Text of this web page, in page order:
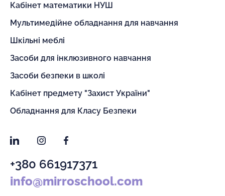
Кабінет математики НУШ
Мультимедійне обладнання для навчання
Шкільні меблі
Засоби для інклюзивного навчання
Засоби безпеки в школі
Кабінет предмету "Захист України"
Обладнання для Класу Безпеки
LinkedInInstagramFacebook
+380 661917371
info@mirroschool.com